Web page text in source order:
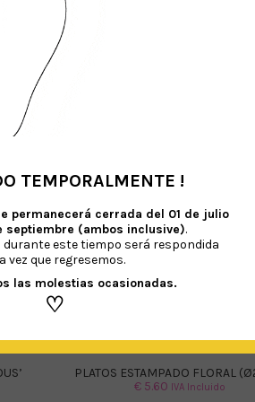
TE RECOMENDAMOS…
PLATOS ESTAMPADO FLORAL
€ 5.60 IVA Incluido
TEMPORALMENTE !
permanecerá cerrada del 01 de julio
septiembre (ambos inclusive).
este tiempo será respondida
vez que regresemos.
las molestias ocasionadas.
♡